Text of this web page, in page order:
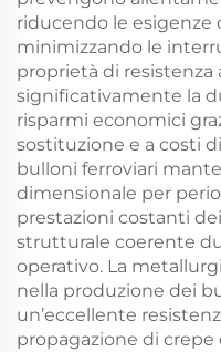
riducendo le esigenze
minimizzando le
proprietà di resistenza
significativamente la
risparmi economici
sostituzione e a costi
bulloni ferroviari
dimensionale per
prestazioni costanti
strutturale coerente
operativo. La
nella produzione dei
un’eccellente
propagazione di